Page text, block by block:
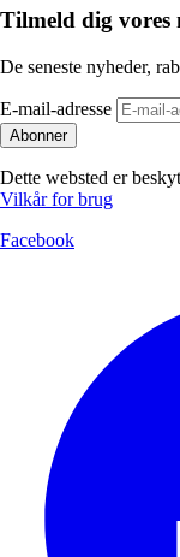
Tilmeld dig vores
De seneste nyheder,
E-mail-adresse
Abonner
Dette websted er
Vilkår for brug
Facebook